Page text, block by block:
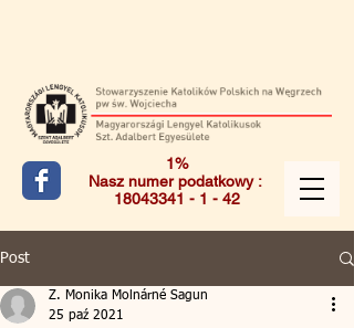
1%
Nasz numer podatkowy :
18043341 - 1 - 42
Post
Z. Monika Molnárné Sagun
25 paź 2021